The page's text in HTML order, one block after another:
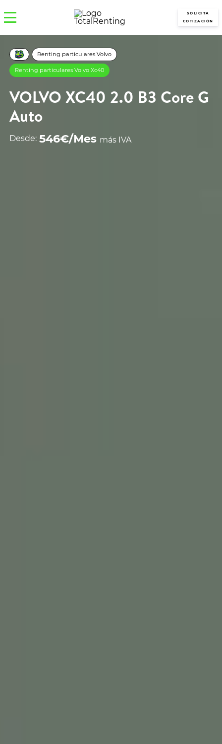
SOLICITA
COTIZACIÓN
Renting particulares Volvo
Renting particulares Volvo Xc40
VOLVO XC40 2.0 B3 Core G
Auto
Desde: 546€/Mes más IVA